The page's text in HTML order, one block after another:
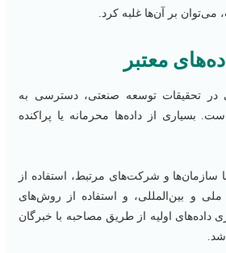
می‌توان بر آن‌ها غلبه کرد.
معتبر
تحقیقات توسعه صنعتی، دسترسی به
بسیاری از داده‌ها محرمانه یا پراکنده
سازمان‌ها و شرکت‌های مرتبط، استفاده از
ملی و بین‌المللی، و استفاده از روش‌های
داده‌های اولیه از طریق مصاحبه با خبرگان